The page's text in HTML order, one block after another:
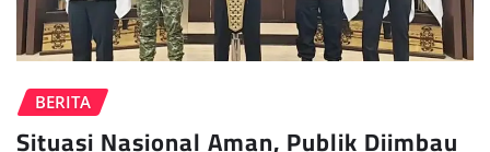
BERITA
Situasi Nasional Aman, Publik Diimbau